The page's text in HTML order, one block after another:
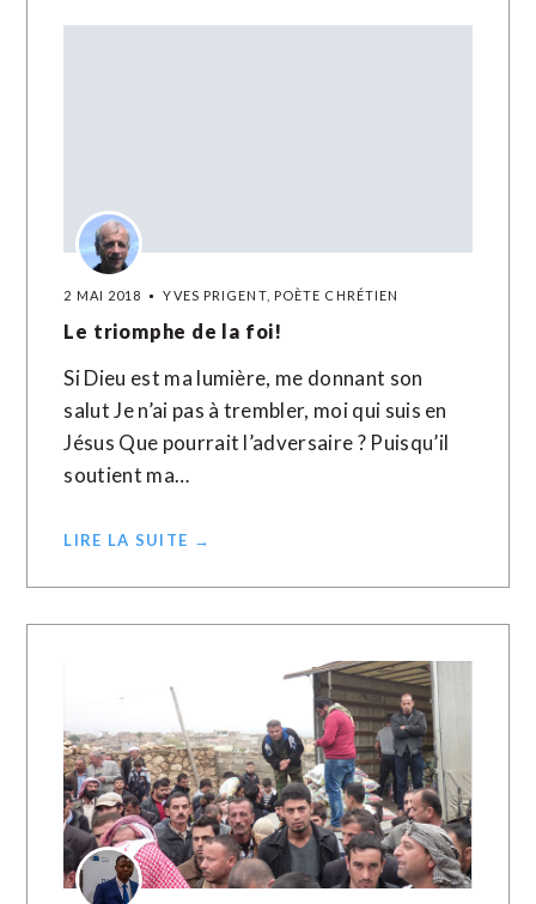
2 MAI 2018 YVES PRIGENT, POÈTE CHRÉTIEN
Le triomphe de la foi!
Si Dieu est ma lumière, me donnant son
salut Je n’ai pas à trembler, moi qui suis en
Jésus Que pourrait l’adversaire ? Puisqu’il
soutient ma…
LIRE LA SUITE →